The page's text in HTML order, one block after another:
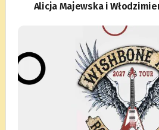
Alicja Majewska i